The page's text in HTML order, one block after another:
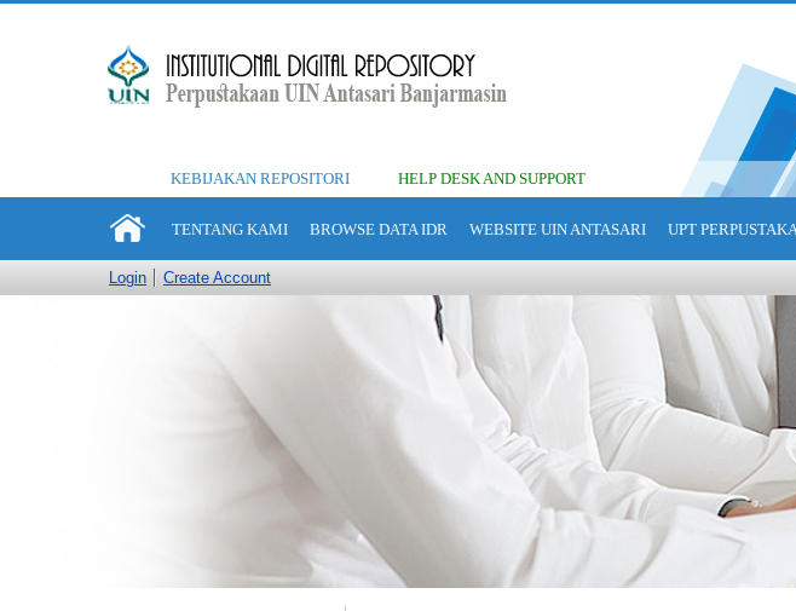
KEBIJAKAN REPOSITORI HELP DESK AND SUPPORT
TENTANG KAMI BROWSE DATA IDR WEBSITE UIN ANTASARI UPT
Login Create Account